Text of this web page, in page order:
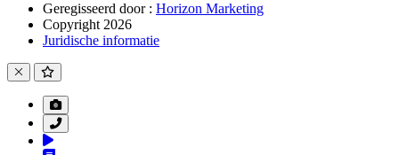
Geregisseerd door : Horizon Marketing
Copyright 2026
Juridische informatie